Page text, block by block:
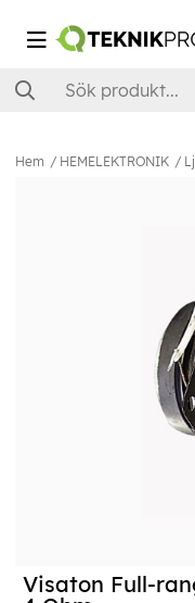
Hem HEMELEKTRONIK
Visaton Full-